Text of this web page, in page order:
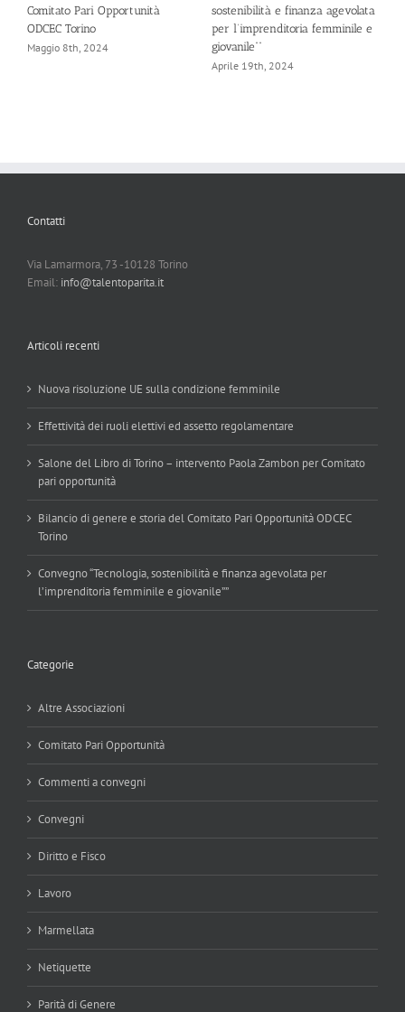
Comitato Pari Opportunità
ODCEC Torino
Maggio 8th, 2024
sostenibilità e finanza agevolata
per l’imprenditoria femminile e
giovanile””
Aprile 19th, 2024
Contatti
Via Lamarmora, 73 -10128 Torino
Email: info@talentoparita.it
Articoli recenti
Nuova risoluzione UE sulla condizione femminile
Effettività dei ruoli elettivi ed assetto regolamentare
Salone del Libro di Torino – intervento Paola Zambon per Comitato
pari opportunità
Bilancio di genere e storia del Comitato Pari Opportunità ODCEC
Torino
Convegno “Tecnologia, sostenibilità e finanza agevolata per
l’imprenditoria femminile e giovanile””
Categorie
Altre Associazioni
Comitato Pari Opportunità
Commenti a convegni
Convegni
Diritto e Fisco
Lavoro
Marmellata
Netiquette
Parità di Genere